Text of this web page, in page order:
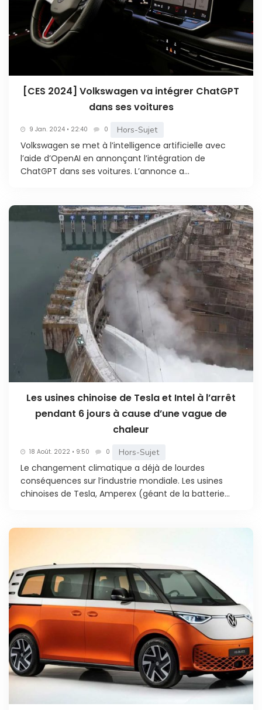
[CES 2024] Volkswagen va intégrer ChatGPT
dans ses voitures
9 Jan. 2024 • 22:40 0 Hors-Sujet
Volkswagen se met à l’intelligence artificielle avec
l’aide d’OpenAI en annonçant l’intégration de
ChatGPT dans ses voitures. L’annonce a...
Les usines chinoise de Tesla et Intel à l’arrêt
pendant 6 jours à cause d’une vague de
chaleur
18 Août. 2022 • 9:50 0 Hors-Sujet
Le changement climatique a déjà de lourdes
conséquences sur l’industrie mondiale. Les usines
chinoises de Tesla, Amperex (géant de la batterie...